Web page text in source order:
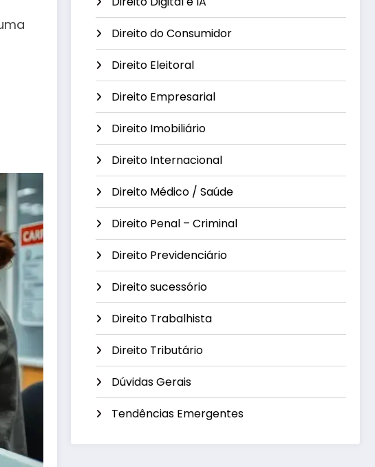
Direito do Consumidor
Direito Eleitoral
Direito Empresarial
Direito Imobiliário
Direito Internacional
Direito Médico / Saúde
Direito Penal – Criminal
Direito Previdenciário
Direito sucessório
Direito Trabalhista
Direito Tributário
Dúvidas Gerais
Tendências Emergentes